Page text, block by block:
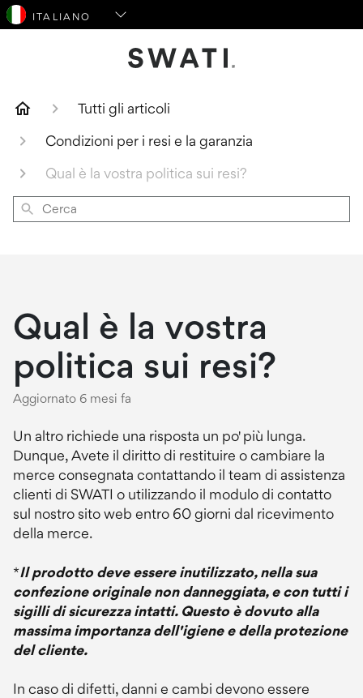
Tutti gli articoli
Condizioni per i resi e la garanzia
Qual è la vostra politica sui resi?
Cerca
Qual è la vostra
politica sui resi?
Aggiornato 6 mesi fa
Un altro richiede una risposta un po' più lunga.
Dunque, Avete il diritto di restituire o cambiare la
merce consegnata contattando il team di assistenza
clienti di SWATI o utilizzando il modulo di contatto
sul nostro sito web entro 60 giorni dal ricevimento
della merce.
*Il prodotto deve essere inutilizzato, nella sua
confezione originale non danneggiata, e con tutti i
sigilli di sicurezza intatti. Questo è dovuto alla
massima importanza dell'igiene e della protezione
del cliente.
In caso di difetti, danni e cambi devono essere